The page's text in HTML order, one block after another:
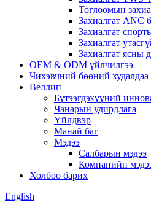
Тоглоомын
Захиалгат ANC
Захиалгат
Захиалгат
Захиалгат ясны
OEM & ODM үйлчилгээ
Чихэвчний бөөний худалдаа
Веллип
Бүтээгдэхүүний
Чанарын удирдлага
Үйлдвэр
Манай баг
Мэдээ
Салбарын мэдээ
Компанийн
Холбоо барих
English